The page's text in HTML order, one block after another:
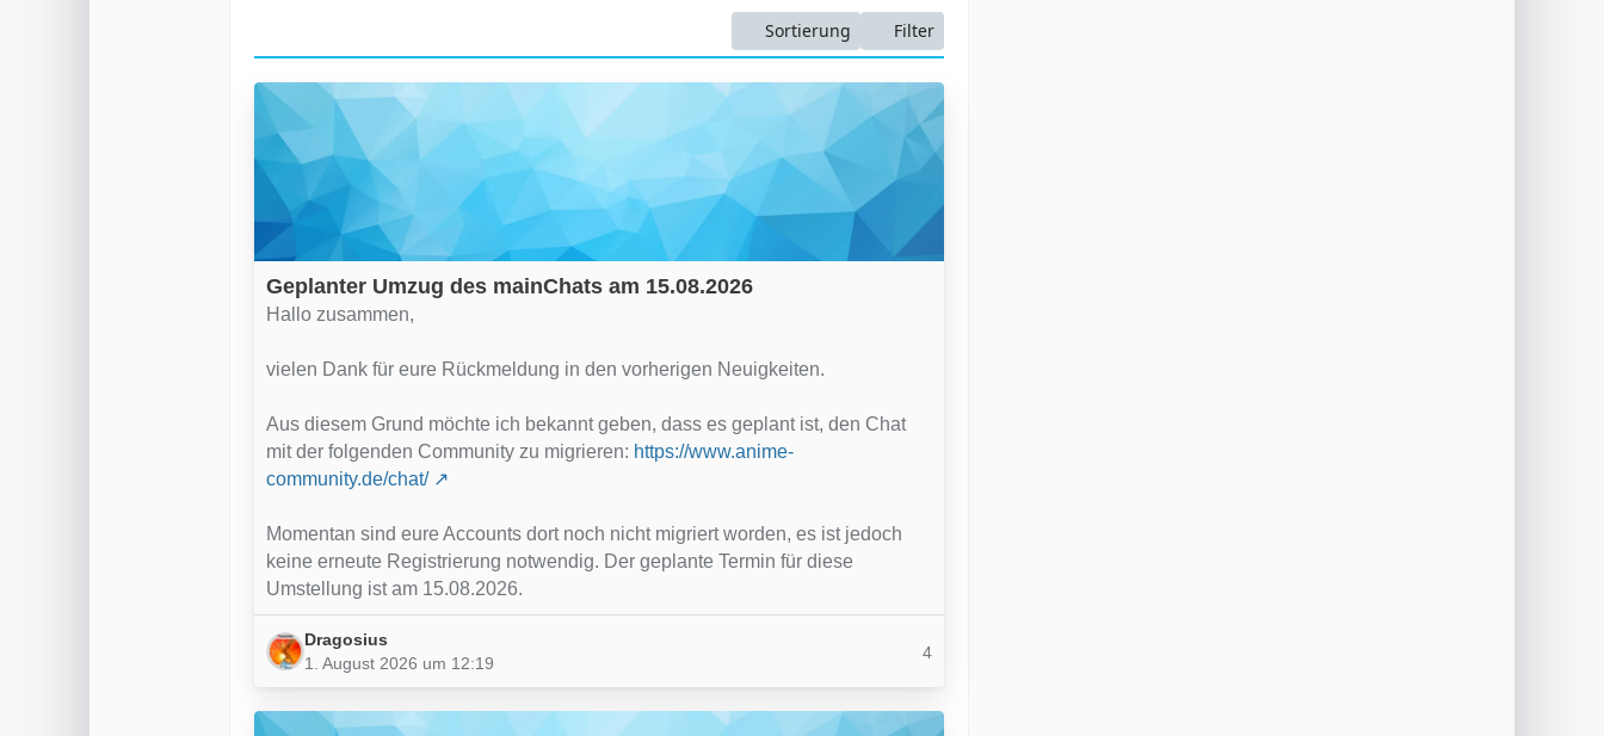
Sortierung Filter
Geplanter Umzug des mainChats am 15.08.2026
Hallo zusammen,
vielen Dank für eure Rückmeldung in den vorherigen Neuigkeiten.
Aus diesem Grund möchte ich bekannt geben, dass es geplant ist, den Chat
mit der folgenden Community zu migrieren: https://www.anime-
community.de/chat/
Momentan sind eure Accounts dort noch nicht migriert worden, es ist jedoch
keine erneute Registrierung notwendig. Der geplante Termin für diese
Umstellung ist am 15.08.2026.
Dragosius
1. August 2026 um 12:19
4